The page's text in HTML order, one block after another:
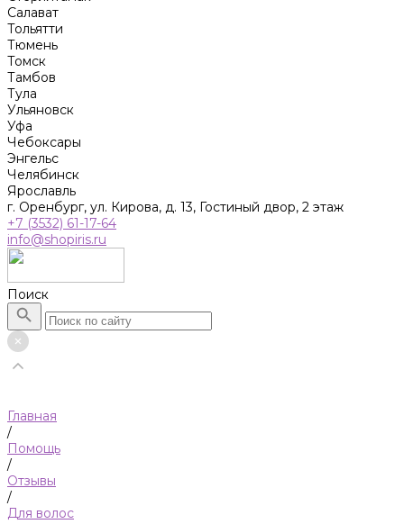
Салават
Тольятти
Тюмень
Томск
Тамбов
Тула
Ульяновск
Уфа
Чебоксары
Энгельс
Челябинск
Ярославль
г. Оренбург, ул. Кирова, д. 13, Гостиный двор, 2 этаж
+7 (3532) 61-17-64
info@shopiris.ru
Поиск
Главная
/
Помощь
/
Отзывы
/
Для волос